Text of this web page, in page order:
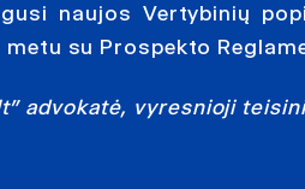
naujos Vertybinių
su Prospekto
advokatė, vyresnioji